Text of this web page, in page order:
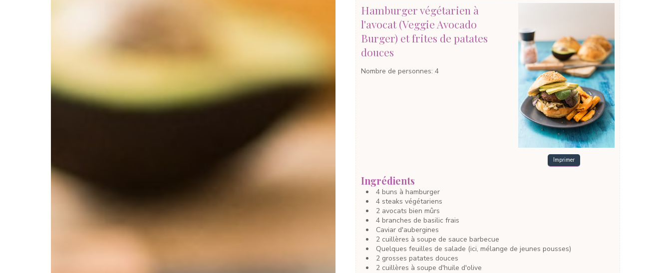
Imprimer
Hamburger végétarien à
l'avocat (Veggie Avocado
Burger) et frites de patates
douces
Nombre de personnes: 4
Ingrédients
4 buns à hamburger
4 steaks végétariens
2 avocats bien mûrs
4 branches de basilic frais
Caviar d'aubergines
2 cuillères à soupe de sauce barbecue
Quelques feuilles de salade (ici, mélange de jeunes pousses)
2 grosses patates douces
2 cuillères à soupe d'huile d'olive